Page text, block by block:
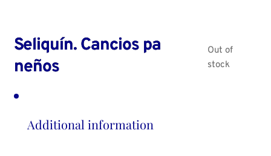
Seliquín. Cancios pa
neños
Out of
stock
Additional information